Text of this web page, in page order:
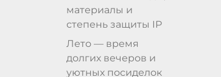
материалы и
степень защиты IP
Лето — время
долгих вечеров и
уютных посиделок